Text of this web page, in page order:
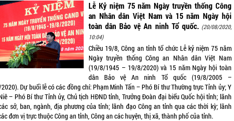
Lễ Kỷ niệm 75 năm Ngày truyền thống Công
an Nhân dân Việt Nam và 15 năm Ngày hội
toàn dân Bảo vệ An ninh Tổ quốc. (20/08/2020,
10:04)
Chiều 19/8, Công an tỉnh tổ chức Lễ kỷ niệm 75 năm
Ngày truyền thống Công an Nhân dân Việt Nam
(19/8/1945 – 19/8/2020) và 15 năm Ngày hội toàn
dân Bảo vệ An ninh Tổ quốc (19/8/2005 –
Dự buổi lễ có các đồng chí: Phạm Minh Tấn – Phó Bí thư Thường trực Tỉnh ủy; Y
– Phó Bí thư Tỉnh ủy, Chủ tịch HĐND tỉnh, Trưởng Đoàn đại biểu Quốc hội tỉnh; lãnh
sở, ban, ngành, địa phương của tỉnh; lãnh đạo Công an tỉnh qua các thời kỳ; lãnh
đơn vị trực thuộc Công an tỉnh, Công an các huyện, thị xã, thành phố của tỉnh.